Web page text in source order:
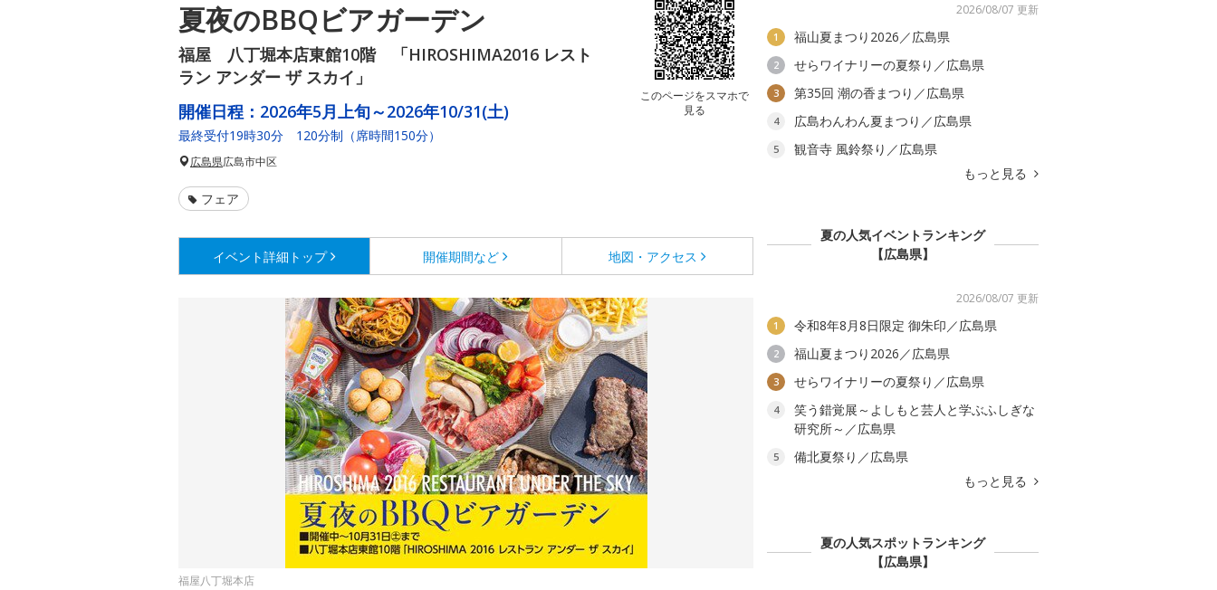
夏夜のBBQビアガーデン
福屋 八丁堀本店東館10階 「HIROSHIMA2016 レスト
ラン アンダー ザ スカイ」
このページをスマホで
見る
開催日程： 2026年5月上旬～2026年10/31(土)
最終受付19時30分 120分制（席時間150分）
広島県広島市中区
フェア
イベント詳細 トップ 開催期間など 地図・アクセス
福屋八丁堀本店
2026/08/07 更新
1 福山夏まつり2026／広島県
2 せらワイナリーの夏祭り／広島県
3 第35回 潮の香まつり／広島県
4 広島わんわん夏まつり／広島県
5
観音寺 風鈴祭り／広島県
もっと見る
夏の人気イベントランキング
【広島県】
2026/08/07 更新
1 令和8年8月8日限定 御朱印／広島県
2 福山夏まつり2026／広島県
3 せらワイナリーの夏祭り／広島県
4
笑う錯覚展～よしもと芸人と学ぶふしぎな
研究所～／広島県
5
備北夏祭り／広島県
もっと見る
夏の人気スポットランキング
【広島県】